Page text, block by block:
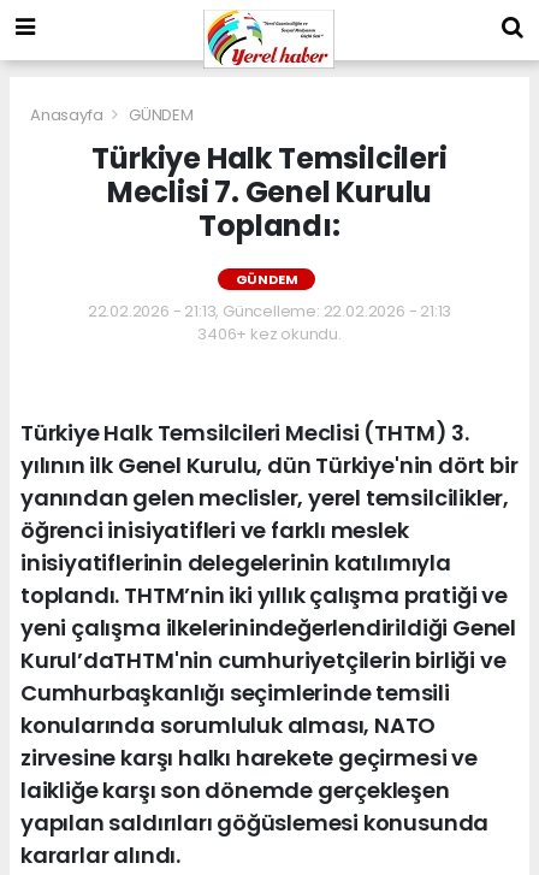
Anasayfa GÜNDEM
Türkiye Halk Temsilcileri
Meclisi 7. Genel Kurulu
Toplandı:
GÜNDEM
22.02.2026 - 21:13, Güncelleme: 22.02.2026 - 21:13
3406+ kez okundu.
Türkiye Halk Temsilcileri Meclisi (THTM) 3.
yılının ilk Genel Kurulu, dün Türkiye'nin dört bir
yanından gelen meclisler, yerel temsilcilikler,
öğrenci inisiyatifleri ve farklı meslek
inisiyatiflerinin delegelerinin katılımıyla
toplandı. THTM’nin iki yıllık çalışma pratiği ve
yeni çalışma ilkelerinindeğerlendirildiği Genel
Kurul’daTHTM'nin cumhuriyetçilerin birliği ve
Cumhurbaşkanlığı seçimlerinde temsili
konularında sorumluluk alması, NATO
zirvesine karşı halkı harekete geçirmesi ve
laikliğe karşı son dönemde gerçekleşen
yapılan saldırıları göğüslemesi konusunda
kararlar alındı.